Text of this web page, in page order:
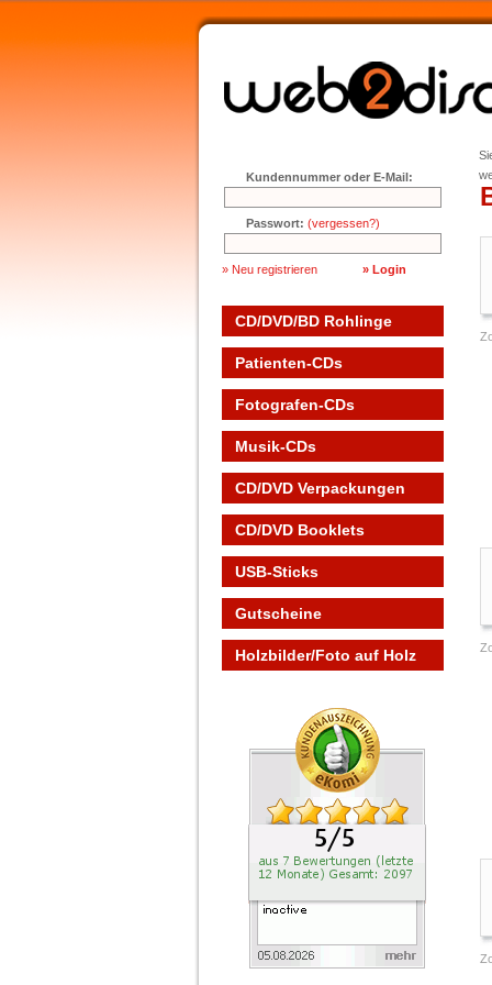
Kundennummer oder E-Mail:
Passwort: (vergessen?)
» Neu registrieren
CD/DVD/BD Rohlinge
Patienten-CDs
Fotografen-CDs
Musik-CDs
CD/DVD Verpackungen
CD/DVD Booklets
USB-Sticks
Gutscheine
Holzbilder/Foto auf Holz